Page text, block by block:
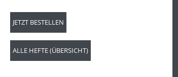
JETZT BESTELLEN
ALLE HEFTE (ÜBERSICHT)